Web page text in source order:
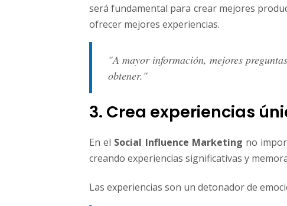
será fundamental para crear mejores
ofrecer mejores experiencias.
"A mayor información, mejores
obtener."
3. Crea experiencias
En el Social Influence Marketing no
creando experiencias significativas y
Las experiencias son un detonador de